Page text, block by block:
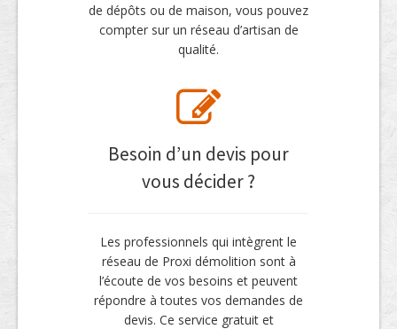
de dépôts ou de maison, vous pouvez
compter sur un réseau d’artisan de
qualité.
Besoin d’un devis pour
vous décider ?
Les professionnels qui intègrent le
réseau de Proxi démolition sont à
l’écoute de vos besoins et peuvent
répondre à toutes vos demandes de
devis. Ce service gratuit et